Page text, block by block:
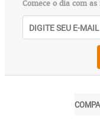
Comece o dia com